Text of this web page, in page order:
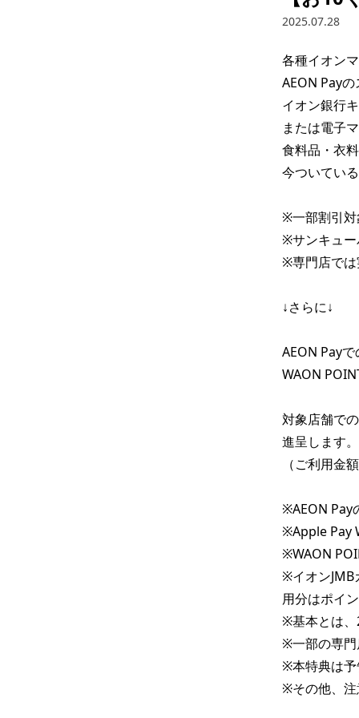
2025.07.28
各種イオン
AEON Pay
イオン銀行
または電子
食料品・衣
今ついてい
※一部割引対
※サンキュー
※専門店では
↓さらに↓
AEON Pay
WAON
対象店舗で
進呈します。
（ご利用金
※AEON Pay
※Apple Pay
※WAON
※イオンJMB
用分はポイ
※基本とは、
※一部の専門
※本特典は予
※その他、